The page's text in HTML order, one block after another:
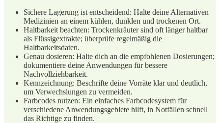
Sichere Lagerung ist entscheidend: Halte deine Alternativen
Medizinien an einem kühlen, dunklen und trockenen Ort.
Haltbarkeit beachten: ⁤Trockenkräuter sind oft länger haltbar
als Flüssigextrakte; überprüfe regelmäßig die
Haltbarkeitsdaten.
Genau dosieren: Halte dich an die empfohlenen Dosierungen;
dokumentiere deine Anwendungen für bessere
Nachvollziehbarkeit.
Kennzeichnung: Beschrifte deine Vorräte klar und deutlich,
um Verwechslungen zu vermeiden.
Farbcodes nutzen: Ein einfaches ‌Farbcodesystem für
verschiedene Anwendungsgebiete hilft, in Notfällen schnell⁤
das Richtige ⁢zu finden.